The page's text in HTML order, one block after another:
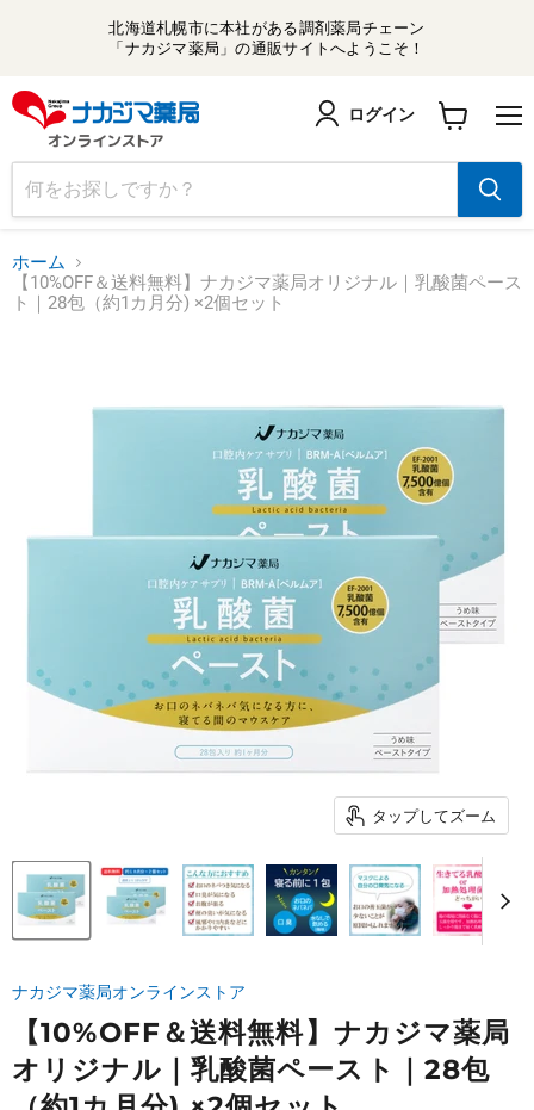
北海道札幌市に本社がある調剤薬局チェーン
「ナカジマ薬局」の通販サイトへようこそ！
ログイン
ー
見
ホーム
【10%OFF＆送料無料】ナカジマ薬局オリジナル｜乳酸菌ペース
ト｜28包（約1カ月分) ×2個セット
タップしてズーム
ナカジマ薬局オンラインストア
【10%OFF＆送料無料】ナカジマ薬局
オリジナル｜乳酸菌ペースト｜28包